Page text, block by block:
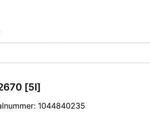
[5l]
1044840235